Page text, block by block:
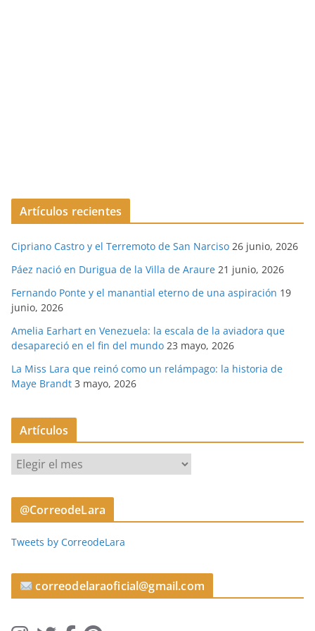
Artículos recientes
Cipriano Castro y el Terremoto de San Narciso 26 junio, 2026
Páez nació en Durigua de la Villa de Araure 21 junio, 2026
Fernando Ponte y el manantial eterno de una aspiración 19
junio, 2026
Amelia Earhart en Venezuela: la escala de la aviadora que
desapareció en el fin del mundo 23 mayo, 2026
La Miss Lara que reinó como un relámpago: la historia de
Maye Brandt 3 mayo, 2026
Artículos
t
u
s
@CorreodeLara
Tweets by CorreodeLara
correodelaraoficial@gmail.com